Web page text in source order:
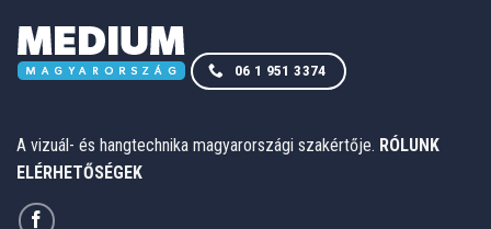
06 1 951 3374
A vizuál- és hangtechnika magyarországi szakértője. RÓLUNK
ELÉRHETŐSÉGEK